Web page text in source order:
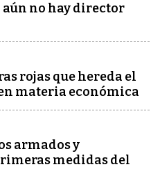
no hay director
rojas que hereda el
materia económica
armados y
medidas del